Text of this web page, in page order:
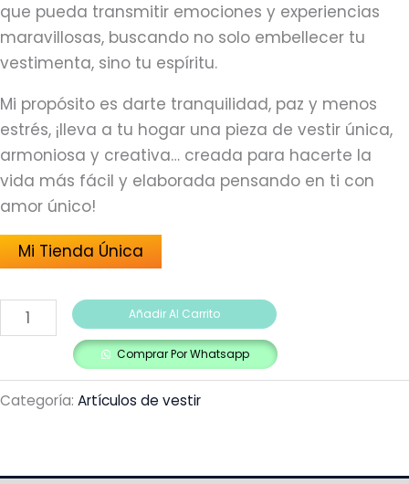
que pueda transmitir emociones y experiencias
maravillosas, buscando no solo embellecer tu
vestimenta, sino tu espíritu.
Mi propósito es darte tranquilidad, paz y menos
estrés, ¡lleva a tu hogar una pieza de vestir única,
armoniosa y creativa… creada para hacerte la
vida más fácil y elaborada pensando en ti con
amor único!
Mi Tienda Única
Añadir Al Carrito
Comprar Por Whatsapp
Categoría: Artículos de vestir